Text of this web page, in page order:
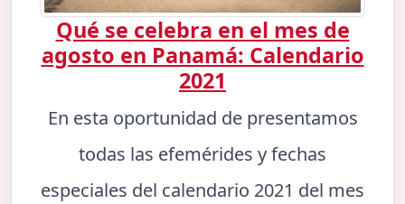
Qué se celebra en el mes de
agosto en Panamá: Calendario
2021
En esta oportunidad de presentamos
todas las efemérides y fechas
especiales del calendario 2021 del mes